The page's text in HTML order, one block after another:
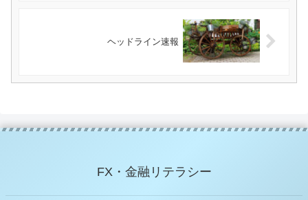
ヘッドライン速報
FX・金融リテラシー